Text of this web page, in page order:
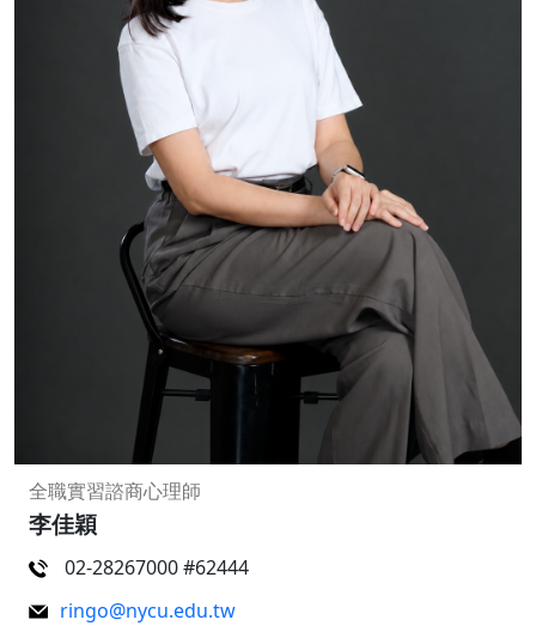
全職實習諮商心理師
李佳穎
02-28267000 #62444
ringo@nycu.edu.tw